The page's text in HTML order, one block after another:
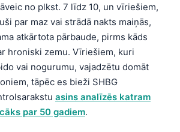
no plkst. 7 līdz 10, un vīriešiem,
par maz vai strādā nakts maiņās,
atkārtota pārbaude, pirms kāds
hroniski zemu. Vīriešiem, kuri
vai nogurumu, vajadzētu domāt
tāpēc es bieži SHBG
asins analīzēs katram
par 50 gadiem.